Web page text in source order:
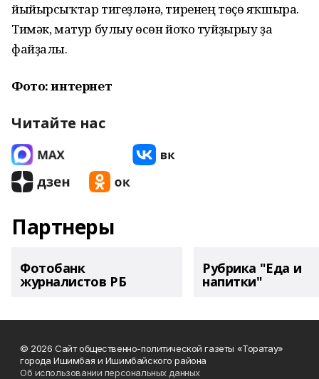
йыйырсыҡтар тигеҙләнә, тиренең төҫө яҡшыра.
Тимәк, матур булыу өсөн йоҡо туйҙырыу ҙа
файҙалы.
Фото: интернет
Читайте нас
Партнеры
Фотобанк
журналистов РБ
Рубрика "Еда и
напитки"
© 2026 Сайт общественно-политической газеты «Торатау»
города Ишимбая и Ишимбайского района
Об использовании персональных данных